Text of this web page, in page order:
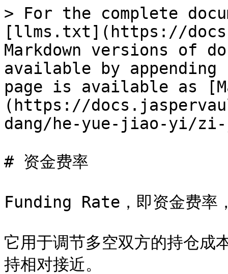
> For the complete
[llms.txt](https://
Markdown versions of
available by
page is available as
(https://
dang/he-yue-jiao-yi/
# 资金费率
Funding Rate，即资金费率
它用于调节多空双方的持仓成
持相对接近。